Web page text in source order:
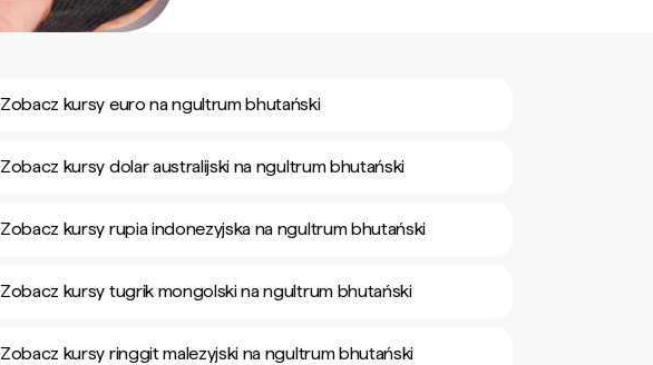
Zobacz kursy euro na ngultrum bhutański
Zobacz kursy dolar australijski na ngultrum bhutański
Zobacz kursy rupia indonezyjska na ngultrum bhutański
Zobacz kursy tugrik mongolski na ngultrum bhutański
Zobacz kursy ringgit malezyjski na ngultrum bhutański